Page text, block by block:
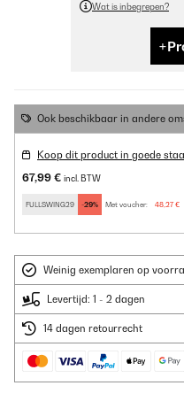
Wat is inbegrepen?
Ook beschikbaar in andere
Koop dit product in goede
67,99 € incl. BTW
FULLSWING29 -29% Met voucher: 48,27 €
Weinig exemplaren op
Levertijd: 1 - 2 dagen
14 dagen retourrecht